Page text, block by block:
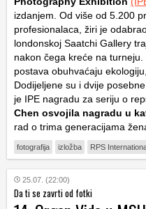
izdanjem. Od više od 5.200
profesionalaca, žiri je
londonskoj Saatchi Gallery
nakon čega kreće na
postava obuhvaćaju
Dodijeljene su i dvije
je IPE nagradu za seriju o
Chen osvojila nagradu u
rad o trima generacijama
fotografija izložba RPS
25.07. (22:00)
Da ti se zavrti od fotki